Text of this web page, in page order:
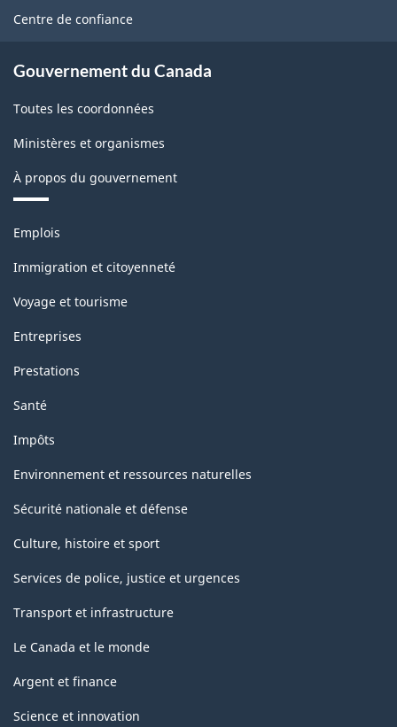
134.90
site
Centre de confiance
Gouvernement du Canada
Toutes les coordonnées
Ministères et organismes
À propos du gouvernement
Thèmes
sujets
Emplois
Immigration et citoyenneté
Voyage et tourisme
Entreprises
Prestations
Santé
Impôts
Environnement et ressources naturelles
Sécurité nationale et défense
Culture, histoire et sport
Services de police, justice et urgences
Transport et infrastructure
Le Canada et le monde
Argent et finance
Science et innovation